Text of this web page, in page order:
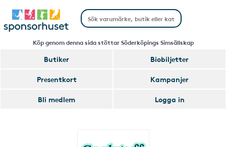
Köp genom denna sida stöttar Söderköpings Simsällskap
Butiker
Biobiljetter
Presentkort
Kampanjer
Bli medlem
Logga in